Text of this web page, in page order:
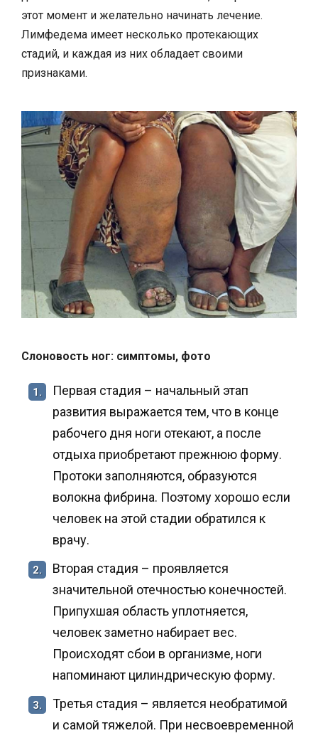
этот момент и желательно начинать лечение.
Лимфедема имеет несколько протекающих
стадий, и каждая из них обладает своими
признаками.
Слоновость ног: симптомы, фото
1.
Первая стадия – начальный этап
развития выражается тем, что в конце
рабочего дня ноги отекают, а после
отдыха приобретают прежнюю форму.
Протоки заполняются, образуются
волокна фибрина. Поэтому хорошо если
человек на этой стадии обратился к
врачу.
2.
Вторая стадия – проявляется
значительной отечностью конечностей.
Припухшая область уплотняется,
человек заметно набирает вес.
Происходят сбои в организме, ноги
напоминают цилиндрическую форму.
3.
Третья стадия – является необратимой
и самой тяжелой. При несвоевременной